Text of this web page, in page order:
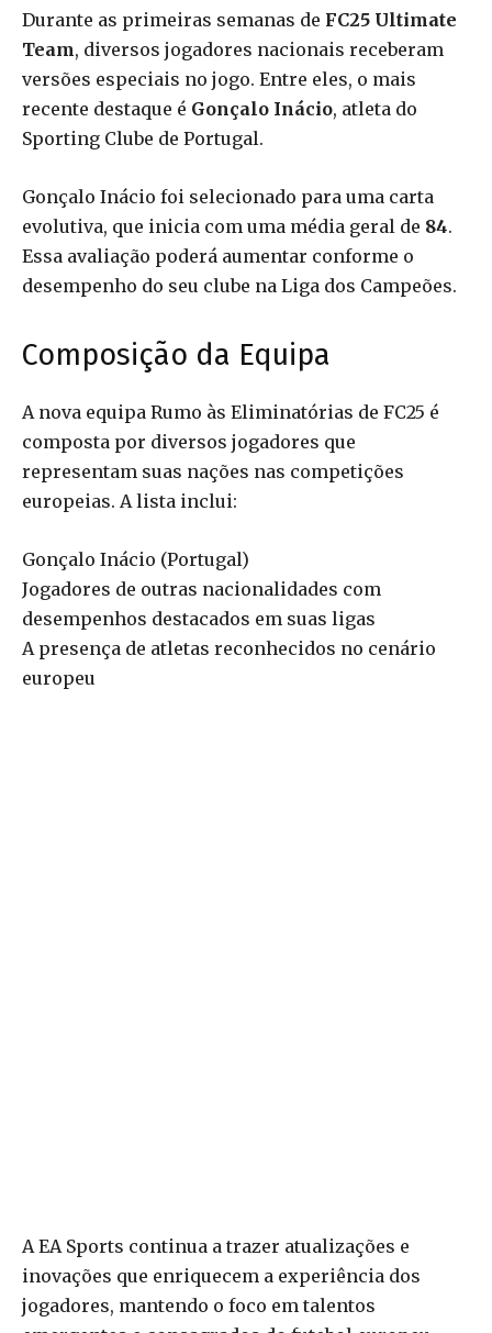
Durante as primeiras semanas de FC25 Ultimate
Team, diversos jogadores nacionais receberam
versões especiais no jogo. Entre eles, o mais
recente destaque é Gonçalo Inácio, atleta do
Sporting Clube de Portugal.
Gonçalo Inácio foi selecionado para uma carta
evolutiva, que inicia com uma média geral de 84.
Essa avaliação poderá aumentar conforme o
desempenho do seu clube na Liga dos Campeões.
Composição da Equipa
A nova equipa Rumo às Eliminatórias de FC25 é
composta por diversos jogadores que
representam suas nações nas competições
europeias. A lista inclui:
Gonçalo Inácio (Portugal)
Jogadores de outras nacionalidades com
desempenhos destacados em suas ligas
A presença de atletas reconhecidos no cenário
europeu
A EA Sports continua a trazer atualizações e
inovações que enriquecem a experiência dos
jogadores, mantendo o foco em talentos